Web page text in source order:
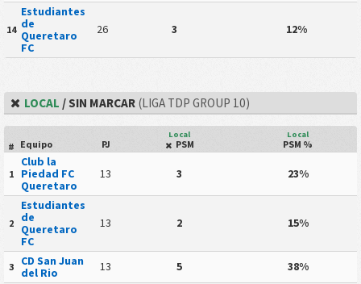
14
Estudiantes
de
Queretaro
FC
26 3 12%
LOCAL / SIN MARCAR(LIGA TDP GROUP 10)
# Equipo PJ
Local
PSM
Local
PSM %
1
Club la
Piedad FC
Queretaro
13 3 23%
2
Estudiantes
de
Queretaro
FC
13 2 15%
3
CD San Juan
del Rio
13 5 38%